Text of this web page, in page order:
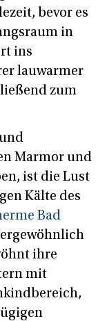
bevor es
in
ins
lauwarmer
zum
Marmor und
ist die Lust
Kälte des
Bad
ihre
mit